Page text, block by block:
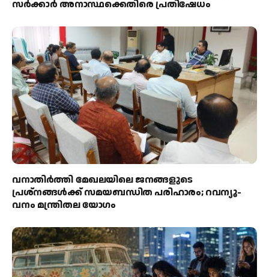
സർക്കാർ അനാസ്ഥക്കെതിരെ പ്രതിഷേധം
വനാതിർത്തി മേഖലയിലെ ജനങ്ങളുടെ
പ്രശ്നങ്ങൾക്ക് സമയബന്ധിത പരിഹാരം; റവന്യൂ-
വനം മന്ത്രിതല യോഗം